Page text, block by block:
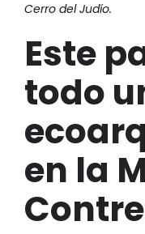
Cerro del Judío.
Este
todo
en la